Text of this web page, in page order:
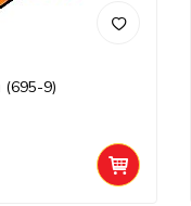
(695-9)